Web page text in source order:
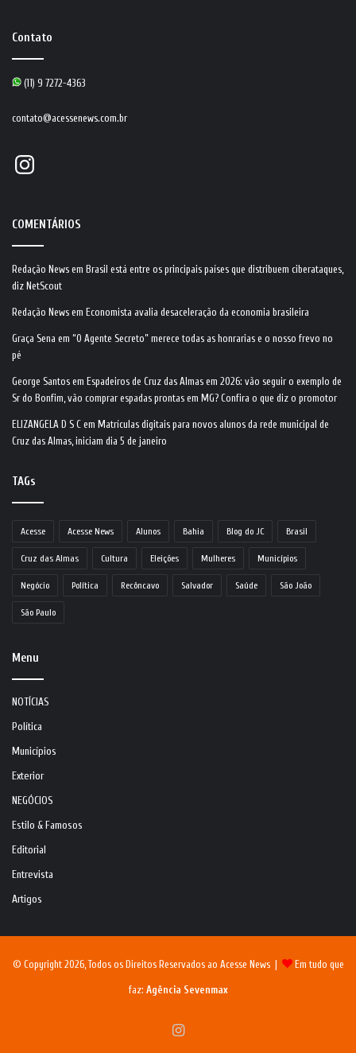
Contato
(11) 9 7272-4363
contato@acessenews.com.br
Instagram
COMENTÁRIOS
Redação News em Brasil está entre os principais países que distribuem ciberataques,
diz NetScout
Redação News em Economista avalia desaceleração da economia brasileira
Graça Sena em “O Agente Secreto” merece todas as honrarias e o nosso frevo no
pé
George Santos em Espadeiros de Cruz das Almas em 2026: vão seguir o exemplo de
Sr do Bonfim, vão comprar espadas prontas em MG? Confira o que diz o promotor
ELIZANGELA D S C em Matrículas digitais para novos alunos da rede municipal de
Cruz das Almas, iniciam dia 5 de janeiro
TAGs
Acesse Acesse News Alunos Bahia Blog do JC Brasil
Cruz das Almas Cultura Eleições Mulheres Municípios
Negócio Política Recôncavo Salvador Saúde São João
São Paulo
Menu
NOTÍCIAS
Política
Municípios
Exterior
NEGÓCIOS
Estilo & Famosos
Editorial
Entrevista
Artigos
© Copyright 2026, Todos os Direitos Reservados ao Acesse News | Em tudo que
faz: Agência Sevenmax
Instagram